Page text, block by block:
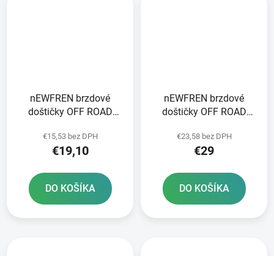
nEWFREN brzdové
doštičky OFF ROAD
balení
€15,53 bez DPH
€19,10
DO KOŠÍKA
nEWFREN brzdové
doštičky OFF ROAD
balení
€23,58 bez DPH
€29
DO KOŠÍKA